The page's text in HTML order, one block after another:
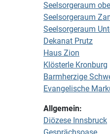
Seelsorgeraum
Seelsorgeraum
Seelsorgeraum
Dekanat Prutz
Haus Zion
Klösterle Kronburg
Barmherzige
Evangelische
Allgemein:
Diözese Innsbruck